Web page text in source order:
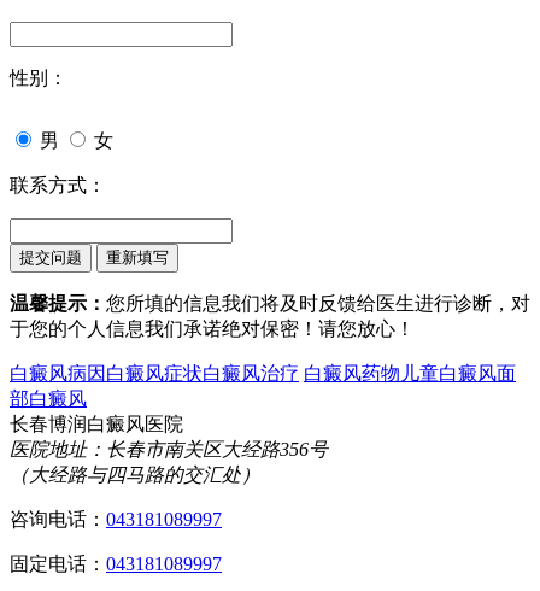
性别：
男 女
联系方式：
温馨提示： 您所填的信息我们将及时反馈给医生进行诊断，对
于您的个人信息我们承诺绝对保密！请您放心！
白癜风病因 白癜风症状白癜风治疗 白癜风药物 儿童白癜风面
部白癜风
长春博润白癜风医院
医院地址：长春市南关区大经路356号
（大经路与四马路的交汇处）
咨询电话： 043181089997
固定电话： 043181089997